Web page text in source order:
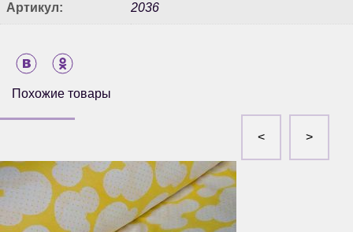
Артикул: 2036
Похожие товары